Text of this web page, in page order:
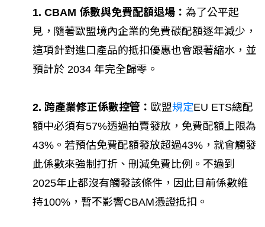
1. CBAM 係數與免費配額退場： 為了公平起
見，隨著歐盟境內企業的免費碳配額逐年減少，
這項針對進口產品的抵扣優惠也會跟著縮水，並
預計於 2034 年完全歸零。
2. 跨產業修正係數控管： 歐盟規定EU ETS總配
額中必須有57%透過拍賣發放，免費配額上限為
43%。若預估免費配額發放超過43%，就會觸發
此係數來強制打折、刪減免費比例。不過到
2025年止都沒有觸發該條件，因此目前係數維
持100%，暫不影響CBAM憑證抵扣。